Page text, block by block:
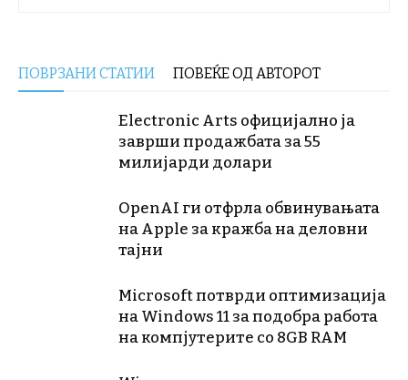
ПОВРЗАНИ СТАТИИ ПОВЕЌЕ ОД АВТОРОТ
Electronic Arts официјално ја
заврши продажбата за 55
милијарди долари
OpenAI ги отфрла обвинувањата
на Apple за кражба на деловни
тајни
Microsoft потврди оптимизација
на Windows 11 за подобра работа
на компјутерите со 8GB RAM